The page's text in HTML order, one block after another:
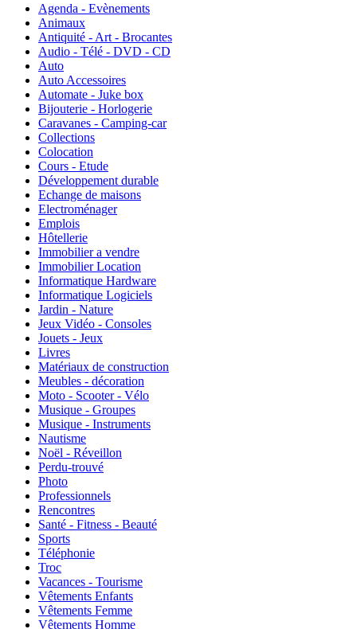
Agenda - Evènements
Animaux
Antiquité - Art - Brocantes
Audio - Télé - DVD - CD
Auto
Auto Accessoires
Automate - Juke box
Bijouterie - Horlogerie
Caravanes - Camping-car
Collections
Colocation
Cours - Etude
Développement durable
Echange de maisons
Electroménager
Emplois
Hôtellerie
Immobilier a vendre
Immobilier Location
Informatique Hardware
Informatique Logiciels
Jardin - Nature
Jeux Vidéo - Consoles
Jouets - Jeux
Livres
Matériaux de construction
Meubles - décoration
Moto - Scooter - Vélo
Musique - Groupes
Musique - Instruments
Nautisme
Noël - Réveillon
Perdu-trouvé
Photo
Professionnels
Rencontres
Santé - Fitness - Beauté
Sports
Téléphonie
Troc
Vacances - Tourisme
Vêtements Enfants
Vêtements Femme
Vêtements Homme